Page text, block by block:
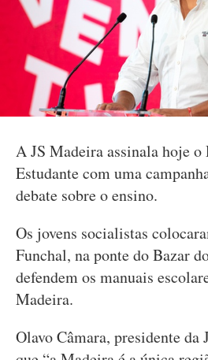
A JS Madeira assinala hoje
Estudante com uma
debate sobre o ensino.
Os jovens socialistas
Funchal, na ponte do Bazar
defendem os manuais
Madeira.
Olavo Câmara, presidente